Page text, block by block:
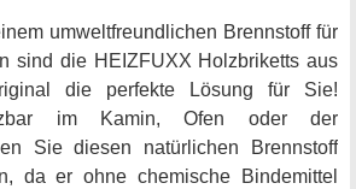
umweltfreundlichen Brennstoff für
sind die HEIZFUXX Holzbriketts aus
die perfekte Lösung für Sie!
im Kamin, Ofen oder der
Sie diesen natürlichen Brennstoff
da er ohne chemische Bindemittel